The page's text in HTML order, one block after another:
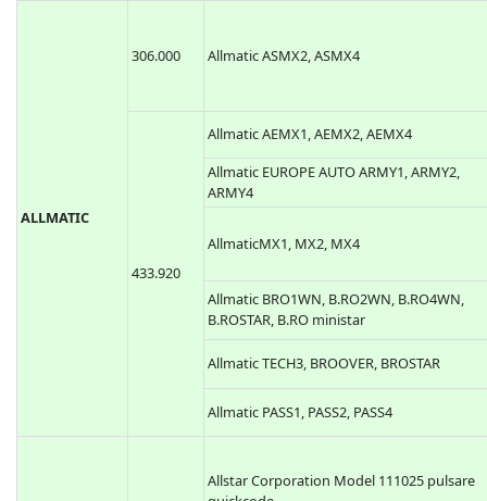
ALLMATIC
306.000 Allmatic ASMX2, ASMX4
433.920
Allmatic AEMX1, AEMX2, AEMX4
Allmatic EUROPE AUTO ARMY1, ARMY2,
ARMY4
AllmaticMX1, MX2, MX4
Allmatic BRO1WN, B.RO2WN, B.RO4WN,
B.ROSTAR, B.RO ministar
Allmatic TECH3, BROOVER, BROSTAR
Allmatic PASS1, PASS2, PASS4
Allstar Corporation Model 111025 pulsare